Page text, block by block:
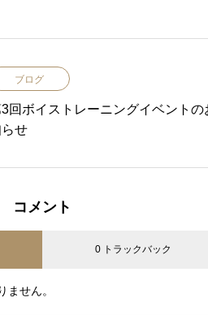
ブログ
回ボイストレーニングイベントの
せ
コメント
0 トラックバック
ません。